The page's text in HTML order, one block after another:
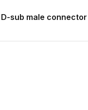
D-sub male connector